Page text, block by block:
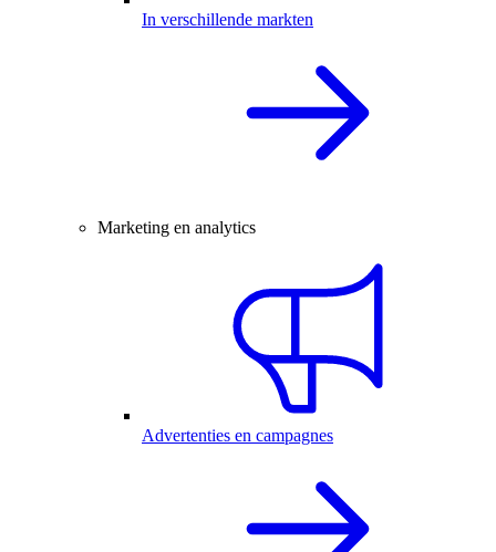
In verschillende markten
Marketing en analytics
Advertenties en campagnes